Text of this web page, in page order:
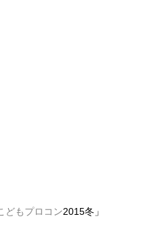
どもプロコン2015冬」